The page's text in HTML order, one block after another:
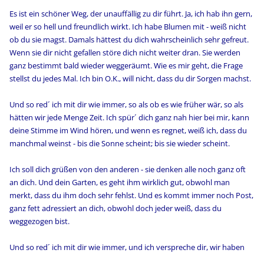
Es ist ein schöner Weg, der unauffällig zu dir führt. Ja, ich hab ihn gern,
weil er so hell und freundlich wirkt. Ich habe Blumen mit - weiß nicht
ob du sie magst. Damals hättest du dich wahrscheinlich sehr gefreut.
Wenn sie dir nicht gefallen störe dich nicht weiter dran. Sie werden
ganz bestimmt bald wieder weggeräumt. Wie es mir geht, die Frage
stellst du jedes Mal. Ich bin O.K., will nicht, dass du dir Sorgen machst.
Und so red´ ich mit dir wie immer, so als ob es wie früher wär, so als
hätten wir jede Menge Zeit. Ich spür´ dich ganz nah hier bei mir, kann
deine Stimme im Wind hören, und wenn es regnet, weiß ich, dass du
manchmal weinst - bis die Sonne scheint; bis sie wieder scheint.
Ich soll dich grüßen von den anderen - sie denken alle noch ganz oft
an dich. Und dein Garten, es geht ihm wirklich gut, obwohl man
merkt, dass du ihm doch sehr fehlst. Und es kommt immer noch Post,
ganz fett adressiert an dich, obwohl doch jeder weiß, dass du
weggezogen bist.
Und so red´ ich mit dir wie immer, und ich verspreche dir, wir haben